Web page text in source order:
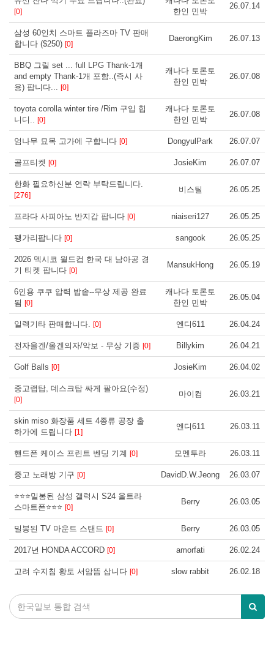
[0]
한인 민박
26.07.14
삼성 60인치 스마트 플라즈마 TV 판매
합니다 ($250) [0]
DaerongKim 26.07.13
BBQ 그릴 set ... full LPG Thank-1개
and empty Thank-1개 포함..(즉시 사
용) 팝니다... [0]
캐나다 토론토
한인 민박
26.07.08
toyota corolla winter tire /Rim 구입 힙
니디.. [0]
캐나다 토론토
한인 민박
26.07.08
엄나무 묘목 고가에 구합니다 [0] DongyulPark 26.07.07
골프티켓 [0] JosieKim 26.07.07
한화 필요하신분 연락 부탁드립니다.
[276]
비스틸 26.05.25
프라다 사피아노 반지갑 팝니다 [0] niaiseri127 26.05.25
꽹가리팝니다 [0] sangook 26.05.25
2026 멕시코 월드컵 한국 대 남아공 경
기 티켓 팝니다 [0]
MansukHong 26.05.19
6인용 쿠쿠 압력 밥솥--무상 제공 완료
됨 [0]
캐나다 토론토
한인 민박
26.05.04
일렉기타 판매합니다. [0] 엔디611 26.04.24
전자올겐/올겐의자/악보 - 무상 기증 [0] Billykim 26.04.21
Golf Balls [0] JosieKim 26.04.02
중고랩탑, 데스크탑 싸게 팔아요(수정)
[0]
마이컴 26.03.21
skin miso 화장품 세트 4종류 공장 출
하가에 드립니다 [1]
엔디611 26.03.11
핸드폰 케이스 프린트 벤딩 기계 [0] 모멘투라 26.03.11
중고 노래방 기구 [0] DavidD.W.Jeong 26.03.07
⭐⭐⭐밀봉된 삼성 갤럭시 S24 울트라
스마트폰⭐⭐⭐ [0]
Berry 26.03.05
밀봉된 TV 마운트 스탠드 [0] Berry 26.03.05
2017년 HONDA ACCORD [0] amorfati 26.02.24
고려 수지침 황토 서암뜸 삽니다 [0] slow rabbit 26.02.18